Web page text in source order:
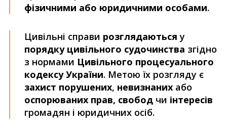
фізичними або юридичними особами.
Цивільні справи розглядаються у
порядку цивільного судочинства згідно
з нормами Цивільного процесуального
кодексу України. Метою їх розгляду є
захист порушених, невизнаних або
оспорюваних прав, свобод чи інтересів
громадян і юридичних осіб.